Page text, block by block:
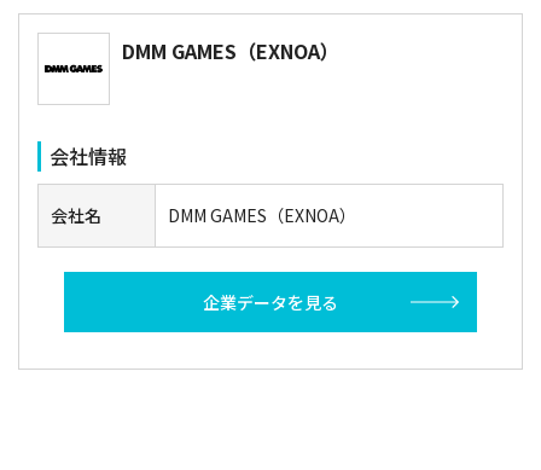
DMM GAMES（EXNOA）
会社情報
会社名 DMM GAMES（EXNOA）
企業データを見る